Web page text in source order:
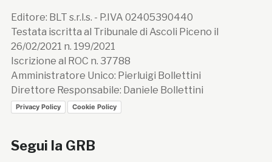
Editore: BLT s.r.l.s. - P.IVA 02405390440
Testata iscritta al Tribunale di Ascoli Piceno il
26/02/2021 n. 199/2021
Iscrizione al ROC n. 37788
Amministratore Unico: Pierluigi Bollettini
Direttore Responsabile: Daniele Bollettini
Privacy Policy Cookie Policy
Segui la GRB